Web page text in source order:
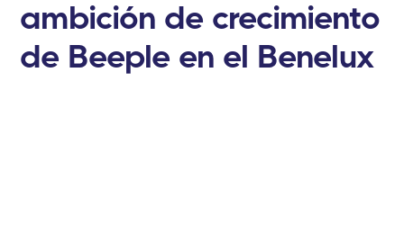
ambición de crecimiento
de Beeple en el Benelux